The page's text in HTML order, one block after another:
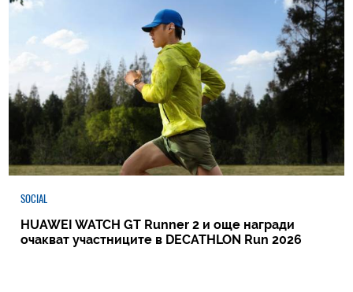
SOCIAL
HUAWEI WATCH GT Runner 2 и още награди
очакват участниците в DECATHLON Run 2026